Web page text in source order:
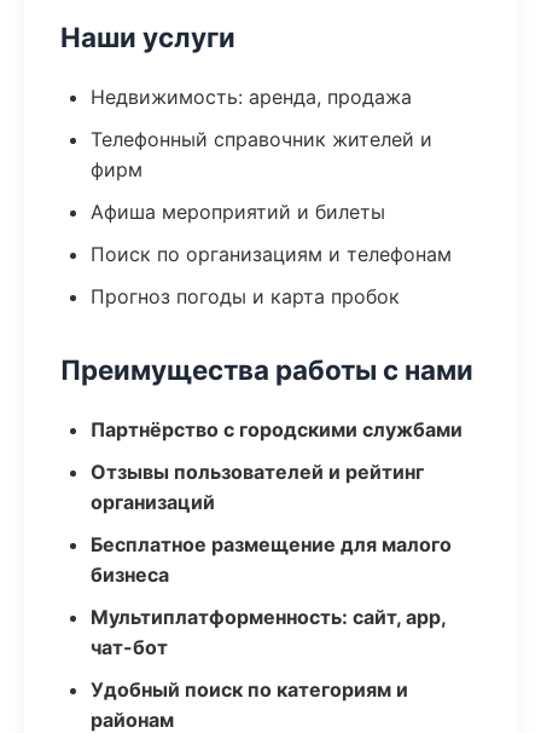
Наши услуги
Недвижимость: аренда, продажа
Телефонный справочник жителей и
фирм
Афиша мероприятий и билеты
Поиск по организациям и телефонам
Прогноз погоды и карта пробок
Преимущества работы с нами
Партнёрство с городскими службами
Отзывы пользователей и рейтинг
организаций
Бесплатное размещение для малого
бизнеса
Мультиплатформенность: сайт, app,
чат-бот
Удобный поиск по категориям и
районам